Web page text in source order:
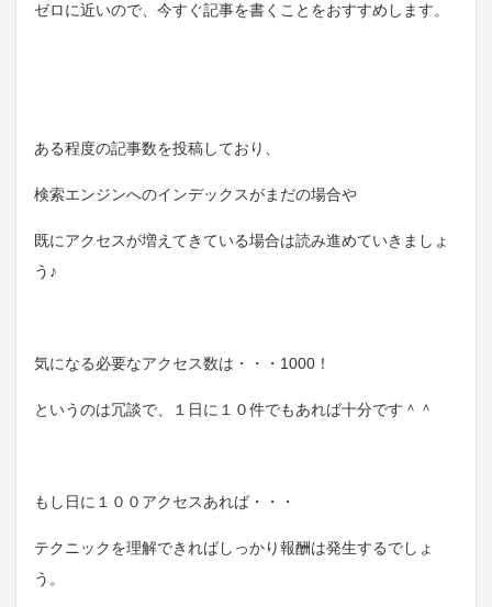
ゼロに近いので、今すぐ記事を書くことをおすすめします。
ある程度の記事数を投稿しており、
検索エンジンへのインデックスがまだの場合や
既にアクセスが増えてきている場合は読み進めていきましょ
う♪
気になる必要なアクセス数は・・・1000！
というのは冗談で、１日に１０件でもあれば十分です＾＾
もし日に１００アクセスあれば・・・
テクニックを理解できればしっかり報酬は発生するでしょ
う。